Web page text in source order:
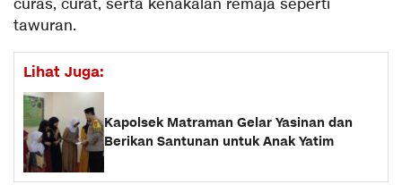
curas, curat, serta kenakalan remaja seperti
tawuran.
Lihat Juga:
Kapolsek Matraman Gelar Yasinan dan
Berikan Santunan untuk Anak Yatim